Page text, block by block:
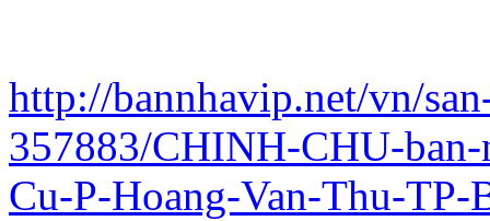
http://bannhavip.net/vn/
357883/CHINH-CHU-
Cu-P-Hoang-Van-Thu-TP-